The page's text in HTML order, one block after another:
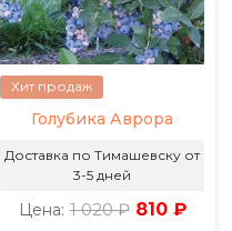
Хит продаж
Голубика Аврора
Доставка по Тимашевску от
3-5 дней
Цена: 1 020 ₽ 810 ₽